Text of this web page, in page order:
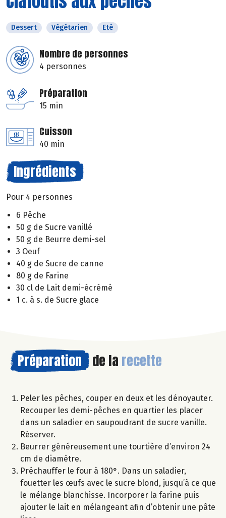
Dessert Végétarien Eté
Nombre de personnes
4 personnes
Préparation
15 min
Cuisson
40 min
Ingrédients
Pour 4 personnes
6 Pêche
50 g de Sucre vanillé
50 g de Beurre demi-sel
3 Oeuf
40 g de Sucre de canne
80 g de Farine
30 cl de Lait demi-écrémé
1 c. à s. de Sucre glace
Préparation de la recette
Peler les pêches, couper en deux et les dénoyauter.
Recouper les demi-pêches en quartier les placer
dans un saladier en saupoudrant de sucre vanille.
Réserver.
Beurrer généreusement une tourtière d’environ 24
cm de diamètre.
Préchauffer le four à 180°. Dans un saladier,
fouetter les œufs avec le sucre blond, jusqu’à ce que
le mélange blanchisse. Incorporer la farine puis
ajouter le lait en mélangeant afin d’obtenir une pâte